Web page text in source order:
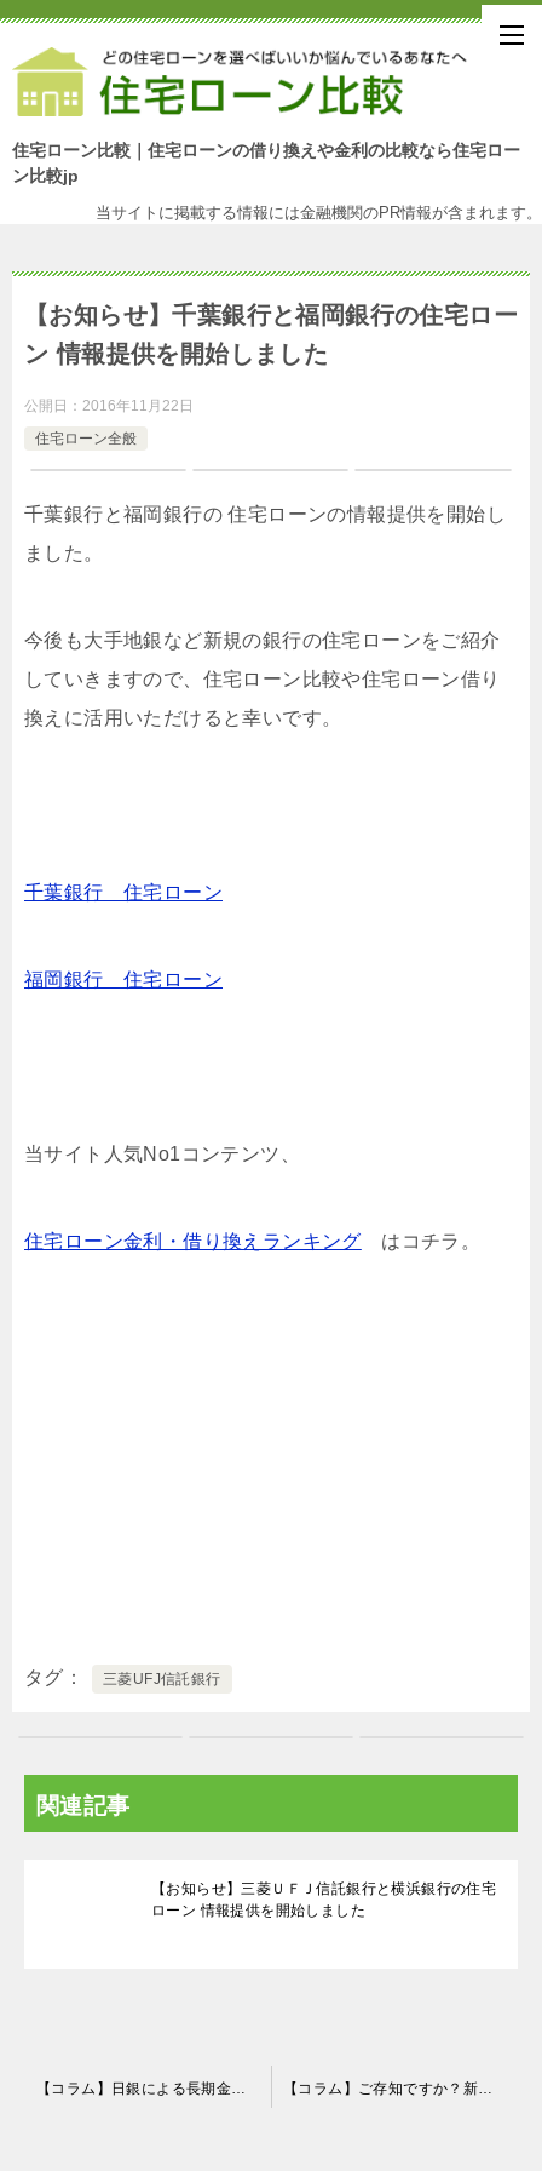
住宅ローン比較｜住宅ローンの借り換えや金利の比較なら住宅ロー
ン比較jp
当サイトに掲載する情報には金融機関のPR情報が含まれます。
【お知らせ】千葉銀行と福岡銀行の住宅ロー
ン 情報提供を開始しました
公開日： 2016年11月22日
住宅ローン全般
千葉銀行と福岡銀行の 住宅ローンの情報提供を開始し
ました。
今後も大手地銀など新規の銀行の住宅ローンをご紹介
していきますので、住宅ローン比較や住宅ローン借り
換えに活用いただけると幸いです。
千葉銀行 住宅ローン
福岡銀行 住宅ローン
当サイト人気No1コンテンツ、
住宅ローン金利・借り換えランキング はコチラ。
タグ 三菱UFJ信託銀行
関連記事
【お知らせ】三菱ＵＦＪ信託銀行と横浜銀行の住宅
ローン 情報提供を開始しました
【コラム】日銀による長期金利０％誘導の成果は？（2016年11月） 【コラム】ご存知ですか？新築マンション、中古マンションに関する費用の違い